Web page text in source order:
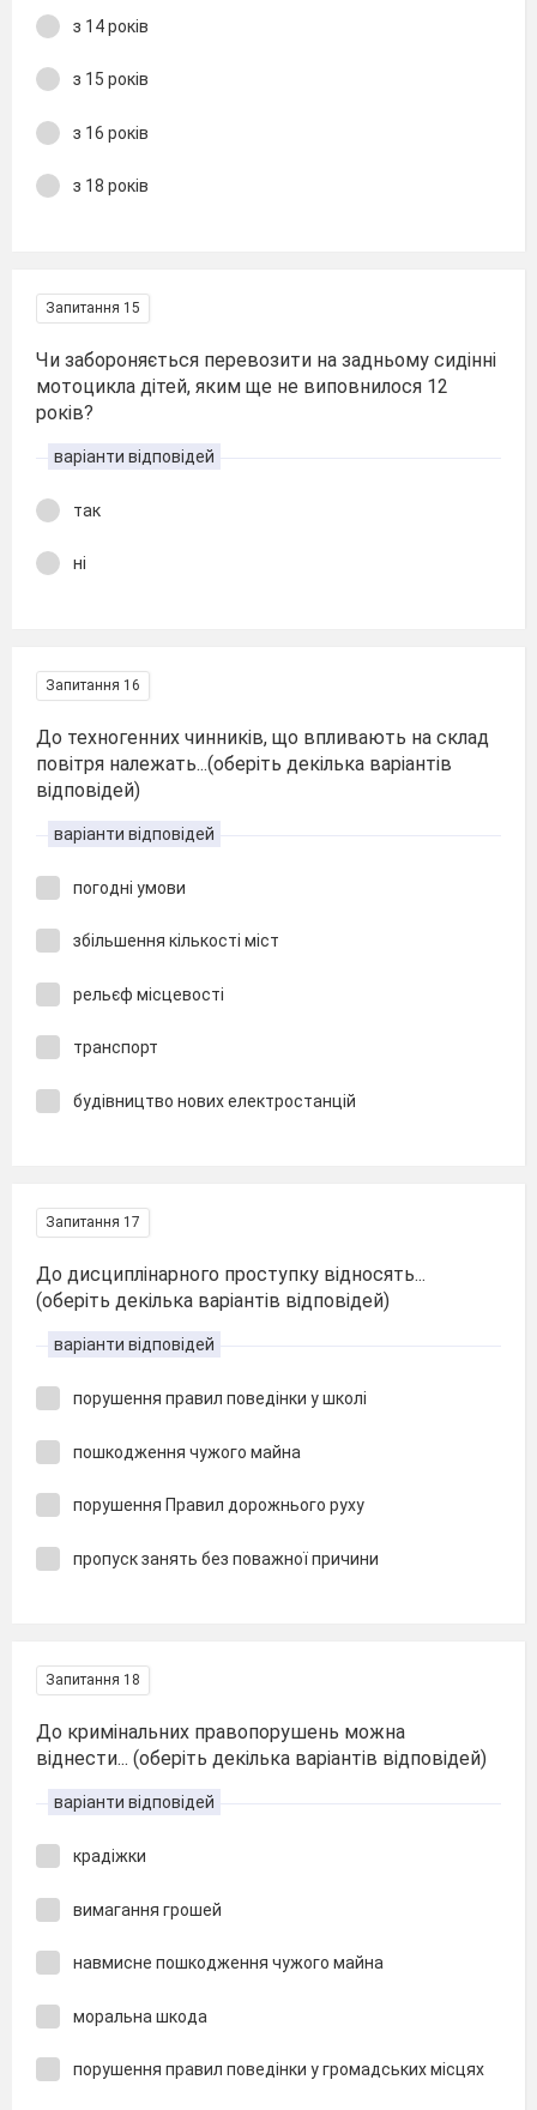
з 14 років
з 15 років
з 16 років
з 18 років
Запитання 15
Чи забороняється перевозити на задньому сидінні
мотоцикла дітей, яким ще не виповнилося 12
років?
варіанти відповідей
так
ні
Запитання 16
До техногенних чинників, що впливають на склад
повітря належать...(оберіть декілька варіантів
відповідей)
варіанти відповідей
погодні умови
збільшення кількості міст
рельєф місцевості
транспорт
будівництво нових електростанцій
Запитання 17
До дисциплінарного проступку відносять...
(оберіть декілька варіантів відповідей)
варіанти відповідей
порушення правил поведінки у школі
пошкодження чужого майна
порушення Правил дорожнього руху
пропуск занять без поважної причини
Запитання 18
До кримінальних правопорушень можна
віднести... (оберіть декілька варіантів відповідей)
варіанти відповідей
крадіжки
вимагання грошей
навмисне пошкодження чужого майна
моральна шкода
порушення правил поведінки у громадських місцях